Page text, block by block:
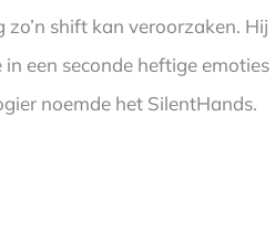
shift kan veroorzaken. Hij
een seconde heftige emoties
noemde het SilentHands.